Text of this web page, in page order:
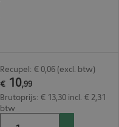
Recupel: € 0,06 (excl. btw)
€ 10,99
Brutoprijs: € 13,30 incl. € 2,31
btw